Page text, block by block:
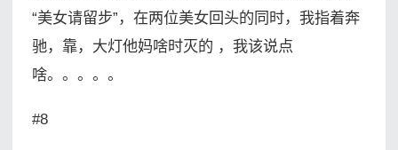
“美女请留步”，在两位美女回头的同时，我指着奔
驰，靠，大灯他妈啥时灭的 ，我该说点
啥。。。。。
#8